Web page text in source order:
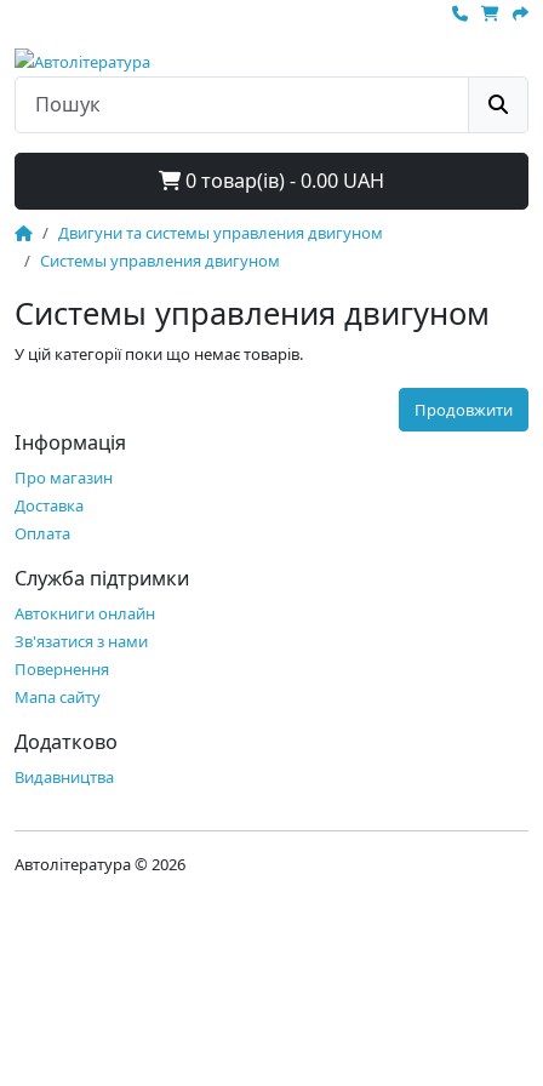
0 товар(ів) - 0.00 UAH
Двигуни та системы управления двигуном
Системы управления двигуном
Системы управления двигуном
У цій категорії поки що немає товарів.
Продовжити
Інформація
Про магазин
Доставка
Оплата
Служба підтримки
Автокниги онлайн
Зв'язатися з нами
Повернення
Мапа сайту
Додатково
Видавництва
Автолітература © 2026